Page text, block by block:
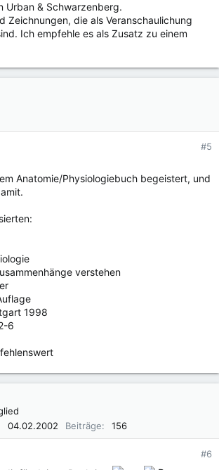
Urban & Schwarzenberg.
Zeichnungen, die als Veranschaulichung
Ich empfehle es als Zusatz zu einem
#5
Anatomie/Physiologiebuch begeistert, und
verstehen
1998
6
04.02.2002 Beiträge 156
#6